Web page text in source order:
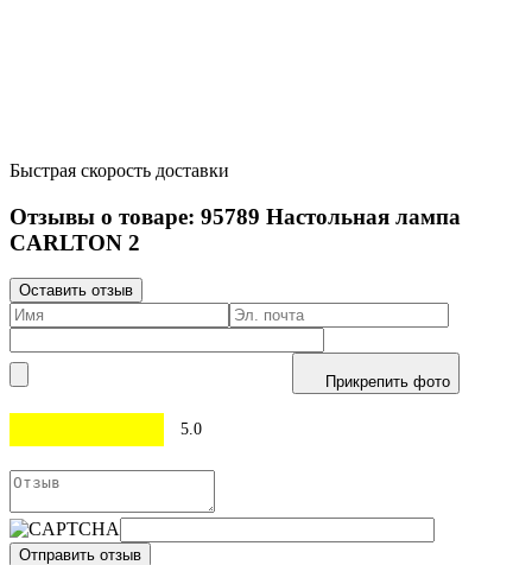
Быстрая скорость доставки
Отзывы о товаре: 95789 Настольная лампа
CARLTON 2
Оставить отзыв
Прикрепить фото
5.0
Отправить отзыв